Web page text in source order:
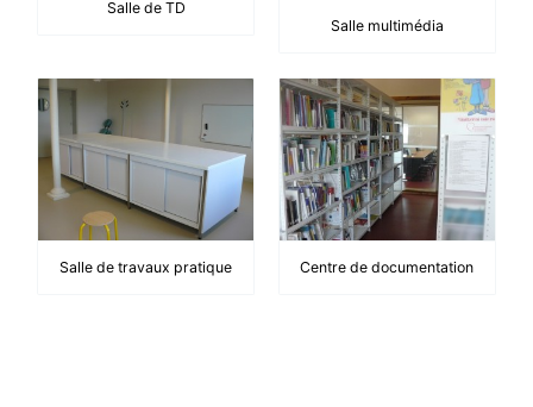
Salle de TD
Salle multimédia
Salle de travaux pratique Centre de documentation